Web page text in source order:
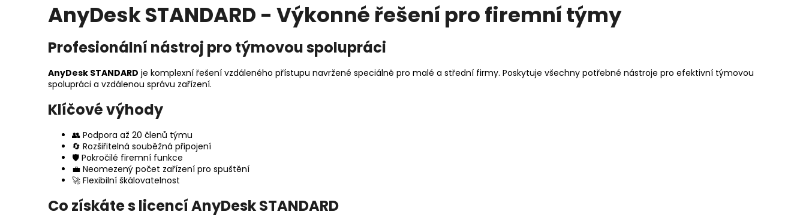
AnyDesk STANDARD - Výkonné řešení pro firemní týmy
Profesionální nástroj pro týmovou spolupráci
AnyDesk STANDARD je komplexní řešení vzdáleného přístupu navržené speciálně pro malé a střední firmy. Poskytuje všechny potřebné nástroje pro efektivní týmovou
spolupráci a vzdálenou správu zařízení.
Klíčové výhody
👥 Podpora až 20 členů týmu
🔄 Rozšiřitelná souběžná připojení
🛡️ Pokročilé firemní funkce
💼 Neomezený počet zařízení pro spuštění
🚀 Flexibilní škálovatelnost
Co získáte s licencí AnyDesk STANDARD